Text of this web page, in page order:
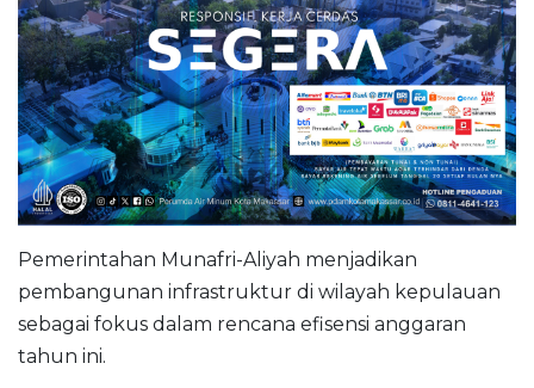
Pemerintahan Munafri-Aliyah menjadikan
pembangunan infrastruktur di wilayah kepulauan
sebagai fokus dalam rencana efisensi anggaran
tahun ini.